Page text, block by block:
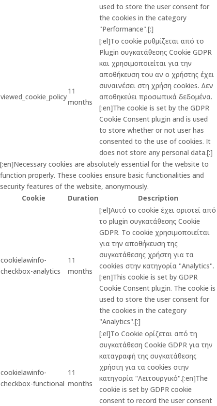
used to store the user consent for
the cookies in the category
"Performance".[:]
viewed_cookie_policy
11
months
[:el]Το cookie ρυθμίζεται από το
Plugin συγκατάθεσης Cookie GDPR
και χρησιμοποιείται για την
αποθήκευση του αν ο χρήστης έχει
συναινέσει στη χρήση cookies. Δεν
αποθηκεύει προσωπικά δεδομένα.
[:en]The cookie is set by the GDPR
Cookie Consent plugin and is used
to store whether or not user has
consented to the use of cookies. It
does not store any personal data.[:]
[:en]Necessary cookies are absolutely essential for the website to
function properly. These cookies ensure basic functionalities and
security features of the website, anonymously.
Cookie
Duration Description
cookielawinfo-
checkbox-analytics
11
months
[:el]Αυτό το cookie έχει οριστεί από
το plugin συγκατάθεσης Cookie
GDPR. Το cookie χρησιμοποιείται
για την αποθήκευση της
συγκατάθεσης χρήστη για τα
cookies στην κατηγορία "Analytics".
[:en]This cookie is set by GDPR
Cookie Consent plugin. The cookie is
used to store the user consent for
the cookies in the category
"Analytics".[:]
cookielawinfo-
checkbox-functional
11
months
[:el]Το Cookie ορίζεται από τη
συγκατάθεση Cookie GDPR για την
καταγραφή της συγκατάθεσης
χρήστη για τα cookies στην
κατηγορία "Λειτουργικό".[:en]The
cookie is set by GDPR cookie
consent to record the user consent